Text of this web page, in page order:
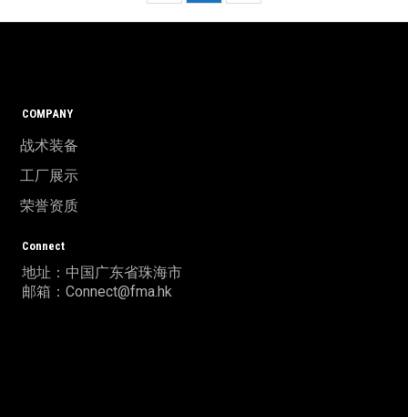
COMPANY
战术装备
工厂展示
荣誉资质
Connect
地址：中国广东省珠海市
邮箱：Connect@fma.hk